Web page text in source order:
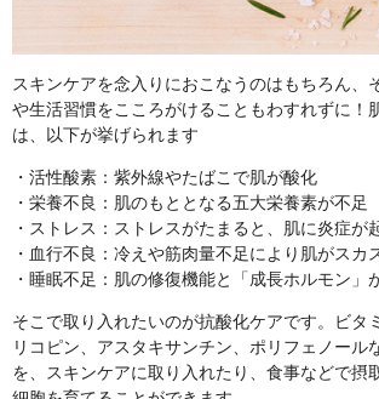
スキンケアを念入りにおこなうのはもちろん、
や生活習慣をこころがけることもわすれずに！
は、以下が挙げられます
・活性酸素：紫外線やたばこで肌が酸化
・栄養不良：肌のもととなる五大栄養素が不足
・ストレス：ストレスがたまると、肌に炎症が
・血行不良：冷えや筋肉量不足により肌がスカ
・睡眠不足：肌の修復機能と「成長ホルモン」
そこで取り入れたいのが抗酸化ケアです。ビタ
リコピン、アスタキサンチン、ポリフェノール
を、スキンケアに取り入れたり、食事などで摂